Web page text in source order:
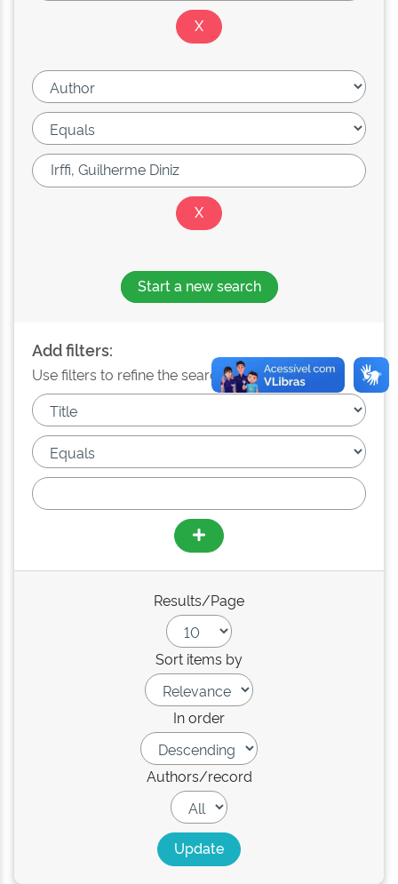
Start a new search
Add filters:
Use filters to refine the search results.
Results/Page
Sort items by
In order
Authors/record